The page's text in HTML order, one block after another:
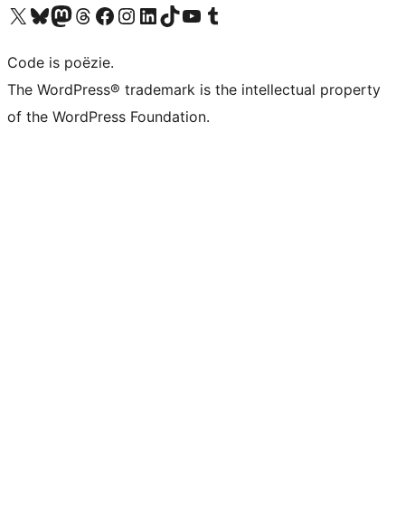
Bezoek ons X (voorheen Twitter) account
Bezoek ons Bluesky account
Bezoek ons Mastodon account
Bezoek ons Threads account
Onze Facebook pagina bezoeken
Bezoek ons Instagram account
Bezoek ons LinkedIn account
Bezoek ons TikTok account
Bezoek ons YouTube kanaalBezoek ons Tumblr account
Code is poëzie.
The WordPress® trademark is the intellectual property
of the WordPress Foundation.